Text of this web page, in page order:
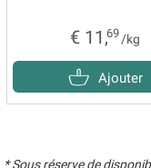
€ 11,69 /kg
Ajouter
* Sous réserve de